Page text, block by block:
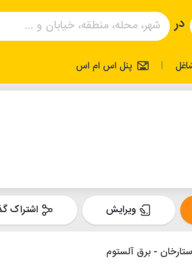
در
| پنل اس ام اس
ویرایش اشتراک
- برق آلستوم